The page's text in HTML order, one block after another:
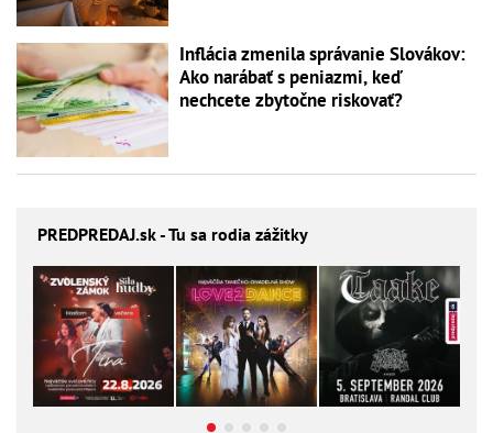
Inflácia zmenila správanie Slovákov:
Ako narábať s peniazmi, keď
nechcete zbytočne riskovať?
PREDPREDAJ.sk - Tu sa rodia zážitky